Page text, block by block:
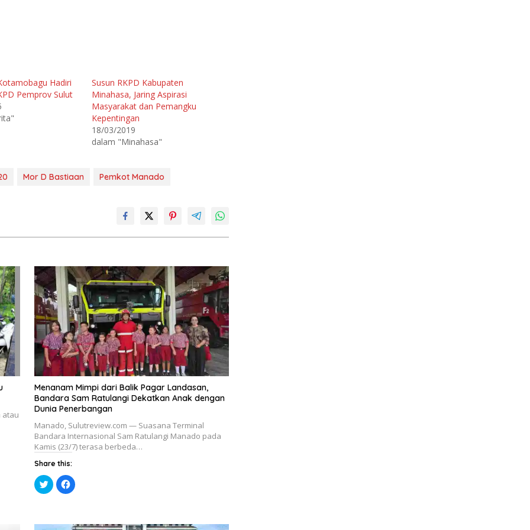
Hadiri
Pemprov Sulut
Susun RKPD Kabupaten
Minahasa, Jaring Aspirasi
Masyarakat dan Pemangku
Kepentingan
18/03/2019
dalam "Minahasa"
Mor D Bastiaan Pemkot Manado
atau
Menanam Mimpi dari Balik Pagar Landasan,
Bandara Sam Ratulangi Dekatkan Anak dengan
Dunia Penerbangan
Manado, Sulutreview.com — Suasana Terminal
Bandara Internasional Sam Ratulangi Manado pada
Kamis (23/7) terasa berbeda…
Share this:
K
l
t
K
l
t